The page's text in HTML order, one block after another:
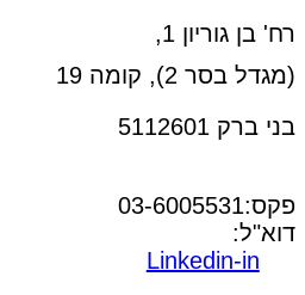
רח' בן גוריון 1,
(מגדל בסר 2), קומה 19
בני ברק 5112601
פקס:03-6005531
דוא"ל:
Linkedin-in